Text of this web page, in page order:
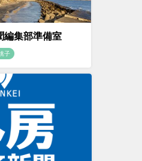
編集部準備室
子